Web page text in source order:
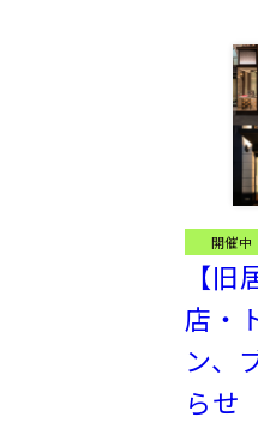
開催中
【
店・
ン、
らせ